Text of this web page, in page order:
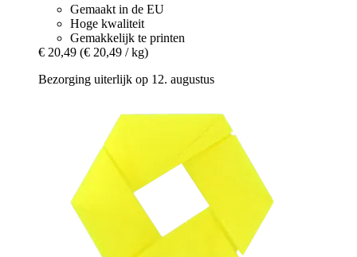
Gemaakt in de EU
Hoge kwaliteit
Gemakkelijk te printen
€ 20,49 (€ 20,49 / kg)
Bezorging uiterlijk op 12. augustus